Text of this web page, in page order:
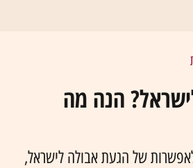
הנה מה
של הגעת אבולה לישראל,